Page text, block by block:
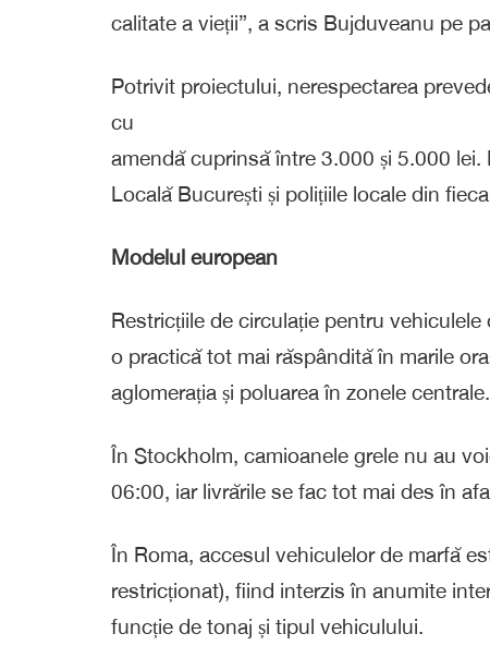
calitate a vieții”, a scris Bujduveanu pe
Potrivit proiectului, nerespectarea
cu
amendă cuprinsă între 3.000 și 5.000
Locală București și polițiile locale din
Modelul european
Restricțiile de circulație pentru
o practică tot mai răspândită în marile
aglomerația și poluarea în zonele centrale.
În Stockholm, camioanele grele nu au
06:00, iar livrările se fac tot mai des în
În Roma, accesul vehiculelor de marfă
restricționat), fiind interzis în anumite
funcție de tonaj și tipul vehiculului.